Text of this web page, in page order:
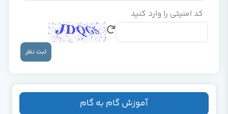
آموزش گام به گام
کد امنیتی را وارد کنید
ثبت نظر